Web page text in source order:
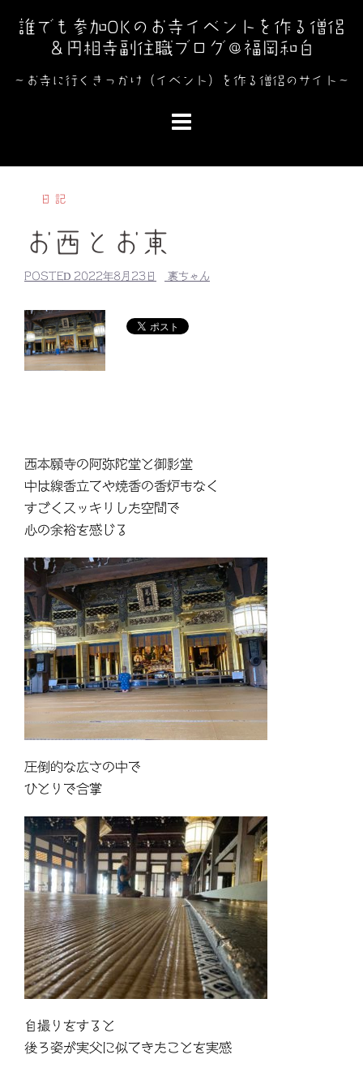
キ
誰でも参加OKのお寺イベントを作る僧侶
＆円相寺副住職ブログ＠福岡和白
～お寺に行くきっかけ（イベント）を作る僧侶のサイト～
日記
お西とお東
POSTED 2022年8月23日 裏ちゃん
西本願寺の阿弥陀堂と御影堂
中は線香立てや焼香の香炉もなく
すごくスッキリした空間で
心の余裕を感じる
圧倒的な広さの中で
ひとりで合掌
自撮りをすると
後ろ姿が実父に似てきたことを実感